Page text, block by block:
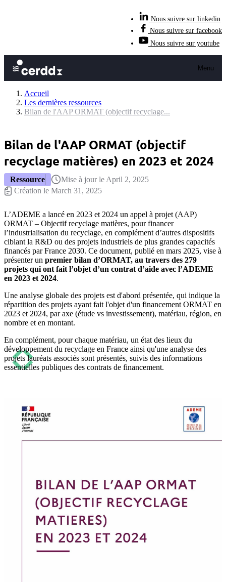
Nous suivre sur linkedin
Nous suivre sur facebook
Nous suivre sur youtube
Menu
Accueil
Les dernières ressources
Bilan de l'AAP ORMAT (objectif recyclage...
Bilan de l'AAP ORMAT (objectif
recyclage matières) en 2023 et 2024
Ressource
Mise à jour le April 2, 2025
Création le March 31, 2025
L’ADEME a lancé en 2023 et 2024 un appel à projet (AAP)
ORMAT – Objectif recyclage matières, pour financer
l’industrialisation du recyclage, en complément d’autres dispositifs
ciblant la R&D ou des projets industriels de plus grandes capacités
financés par France 2030. Ce document, publié en mars 2025, vise à
présenter un premier bilan d’ORMAT, au travers des 279
projets qui ont fait l’objet d’un contrat d’aide avec l’ADEME
en 2023 et 2024.
Une analyse globale des projets est d'abord présentée, qui indique la
répartition des projets ayant fait l'objet d'un financement ORMAT en
2023 et 2024, par axe (étude vs investissement), matériau, région, en
nombre et en montant.
En complément, pour chaque matériau, un état des lieux du
développement du recyclage en France ainsi qu'une analyse des
projets lauréats associés sont présentés, suivis des informations
essentielles publiques des contrats de financement.